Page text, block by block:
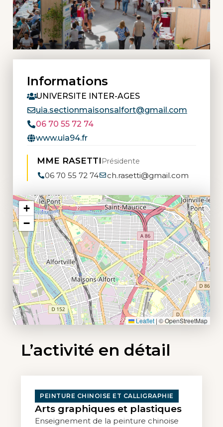
Informations
UNIVERSITE INTER-AGES
uia.sectionmaisonsalfort@gmail.com
06 70 55 72 74
www.uia94.fr
MME RASETTIPrésidente
06 70 55 72 74 ch.rasetti@gmail.com
+
−
Leaflet | © OpenStreetMap
L’activité en détail
PEINTURE CHINOISE ET CALLIGRAPHIE
Arts graphiques et plastiques
Enseignement de la peinture chinoise